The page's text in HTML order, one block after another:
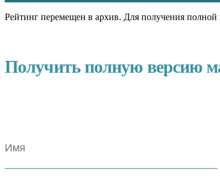
Рейтинг перемещен в архив. Для получения
Получить полную версию